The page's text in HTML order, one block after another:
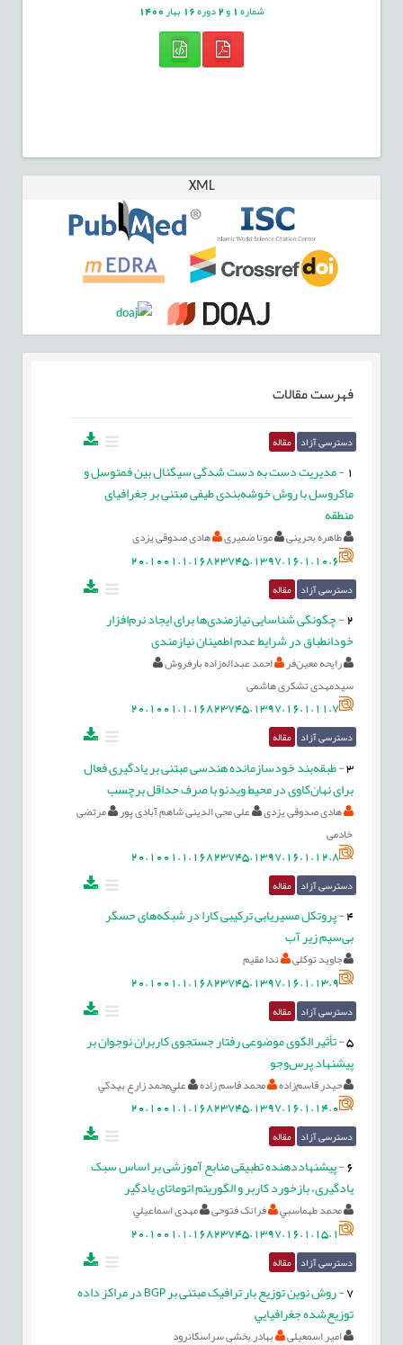
شماره1 و 2دوره16 بهار1400
XML
فهرست مقالات
دسترسی آزاد مقاله
-مدیریت دست به دست شدگی سیگنال بین فمتوسل و
ماکروسل با روش خوشه‌بندی طیفی مبتنی بر جغرافیای
منطقه
طاهره بحرینی مونا ضمیری هادی صدوقی یزدی
20.1001.1.16823745.1397.16.1.10.6
دسترسی آزاد مقاله
2
-چگونگی شناسایی نیازمندی‌ها برای ایجاد نرم‌افزار
خودانطباق در شرایط عدم اطمینان نیازمندی
رایحه معین‌فر
احمد عبداله‌زاده بارفروش
سیدمهدی تشکری هاشمی
20.1001.1.16823745.1397.16.1.11.7
دسترسی آزاد مقاله
3
-طبقه‌بند خودسازمانده هندسی مبتنی بر یادگیری فعال
برای نهان‌کاوی در محیط ویدئو با صرف حداقل برچسب
هادی صدوقی یزدی علی محی الدینی شاهم آبادی پور
مرتضی
خادمی
20.1001.1.16823745.1397.16.1.12.8
دسترسی آزاد مقاله
4
-پروتکل مسیریابی ترکیبی کارا در شبکه‌های حسگر
بی‌سیم زیر آب
جاوید توکلی ندا مقیم
20.1001.1.16823745.1397.16.1.13.9
دسترسی آزاد مقاله
5
-تأثیر الگوی موضوعی رفتار جستجوی كاربران نوجوان بر
پیشنهاد پرس‌وجو
حیدر قاسم‌زاده محمد قاسم زاده علي‌محمد زارع بيدكي
20.1001.1.16823745.1397.16.1.14.0
دسترسی آزاد مقاله
6
-پیشنهاد‌دهنده تطبیقی منابع آموزشی بر اساس سبک
یادگیری، بازخورد کاربر و الگوریتم اتوماتای یادگیر
محمد طهماسبي فرانک فتوحی مهدی اسماعیلي
20.1001.1.16823745.1397.16.1.15.1
دسترسی آزاد مقاله
7
-
روش نوين توزيع بار ترافيک مبتنی بر BGP در مراکز داده
توزيع‌شده جغرافيايي
امیر اسمعیلی بهادر بخشی سراسکانرود